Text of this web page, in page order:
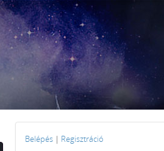
Belépés | Regisztráció